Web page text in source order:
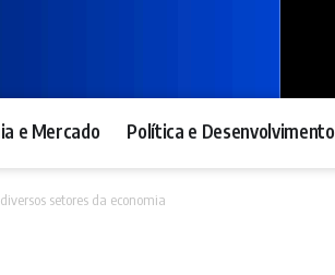
e Mercado Política e Desenvolvimento
setores da economia